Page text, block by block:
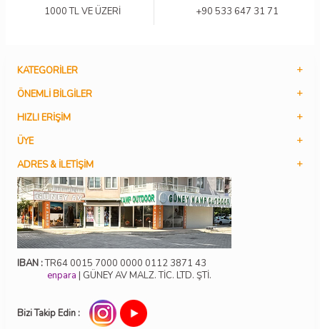
1000 TL VE ÜZERİ +90 533 647 31 71
KATEGORILER
ÖNEMLI BILGILER
HIZLI ERIŞIM
ÜYE
ADRES & İLETIŞIM
IBAN :TR64 0015 7000 0000 0112 3871 43
enpara | GÜNEY AV MALZ. TİC. LTD. ŞTİ.
Bizi Takip Edin :